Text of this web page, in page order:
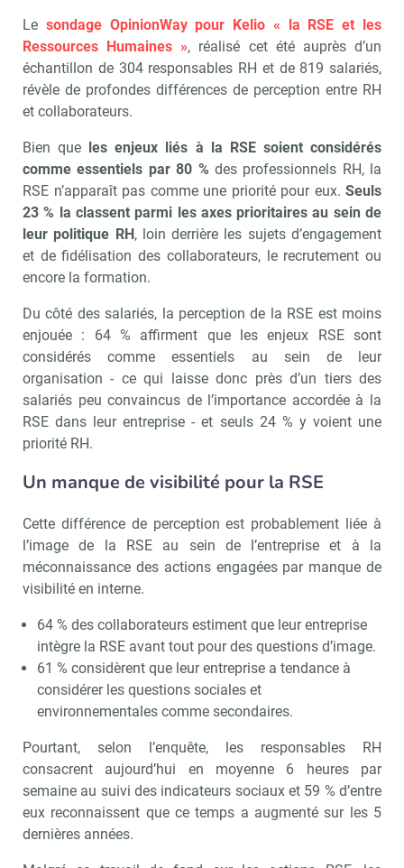
Le sondage OpinionWay pour Kelio « la RSE et les
Ressources Humaines », réalisé cet été auprès d’un
échantillon de 304 responsables RH et de 819 salariés,
révèle de profondes différences de perception entre RH
et collaborateurs.
Bien que les enjeux liés à la RSE soient considérés
comme essentiels par 80 % des professionnels RH, la
RSE n’apparaît pas comme une priorité pour eux. Seuls
23 % la classent parmi les axes prioritaires au sein de
leur politique RH, loin derrière les sujets d’engagement
et de fidélisation des collaborateurs, le recrutement ou
encore la formation.
Du côté des salariés, la perception de la RSE est moins
enjouée : 64 % affirment que les enjeux RSE sont
considérés comme essentiels au sein de leur
organisation - ce qui laisse donc près d’un tiers des
salariés peu convaincus de l’importance accordée à la
RSE dans leur entreprise - et seuls 24 % y voient une
priorité RH.
Un manque de visibilité pour la RSE
Cette différence de perception est probablement liée à
l’image de la RSE au sein de l’entreprise et à la
méconnaissance des actions engagées par manque de
visibilité en interne.
64 % des collaborateurs estiment que leur entreprise
intègre la RSE avant tout pour des questions d’image.
61 % considèrent que leur entreprise a tendance à
considérer les questions sociales et
environnementales comme secondaires.
Pourtant, selon l’enquête, les responsables RH
consacrent aujourd’hui en moyenne 6 heures par
semaine au suivi des indicateurs sociaux et 59 % d’entre
eux reconnaissent que ce temps a augmenté sur les 5
dernières années.